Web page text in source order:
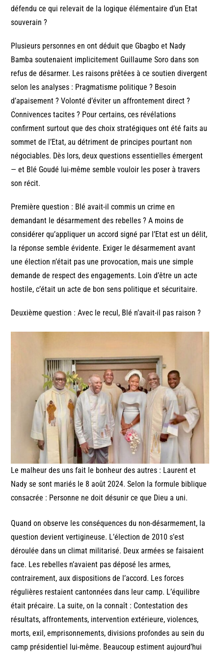
défendu ce qui relevait de la logique élémentaire d’un Etat
souverain ?
Plusieurs personnes en ont déduit que Gbagbo et Nady
Bamba soutenaient implicitement Guillaume Soro dans son
refus de désarmer. Les raisons prêtées à ce soutien divergent
selon les analyses : Pragmatisme politique ? Besoin
d’apaisement ? Volonté d’éviter un affrontement direct ?
Connivences tacites ? Pour certains, ces révélations
confirment surtout que des choix stratégiques ont été faits au
sommet de l’Etat, au détriment de principes pourtant non
négociables. Dès lors, deux questions essentielles émergent
— et Blé Goudé lui-même semble vouloir les poser à travers
son récit.
Première question : Blé avait-il commis un crime en
demandant le désarmement des rebelles ? A moins de
considérer qu’appliquer un accord signé par l’Etat est un délit,
la réponse semble évidente. Exiger le désarmement avant
une élection n’était pas une provocation, mais une simple
demande de respect des engagements. Loin d’être un acte
hostile, c’était un acte de bon sens politique et sécuritaire.
Deuxième question : Avec le recul, Blé n’avait-il pas raison ?
Le malheur des uns fait le bonheur des autres : Laurent et
Nady se sont mariés le 8 août 2024. Selon la formule biblique
consacrée : Personne ne doit désunir ce que Dieu a uni.
Quand on observe les conséquences du non-désarmement, la
question devient vertigineuse. L’élection de 2010 s’est
déroulée dans un climat militarisé. Deux armées se faisaient
face. Les rebelles n’avaient pas déposé les armes,
contrairement, aux dispositions de l’accord. Les forces
régulières restaient cantonnées dans leur camp. L’équilibre
était précaire. La suite, on la connaît : Contestation des
résultats, affrontements, intervention extérieure, violences,
morts, exil, emprisonnements, divisions profondes au sein du
camp présidentiel lui-même. Beaucoup estiment aujourd’hui